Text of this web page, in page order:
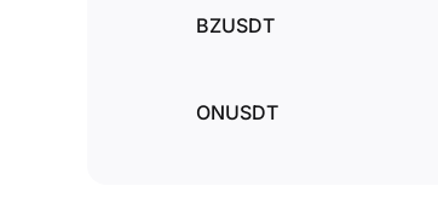
BZUSDT
ONUSDT